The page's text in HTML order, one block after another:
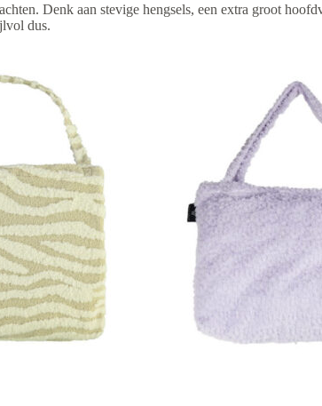
Denk aan stevige hengsels, een extra groot
dus.